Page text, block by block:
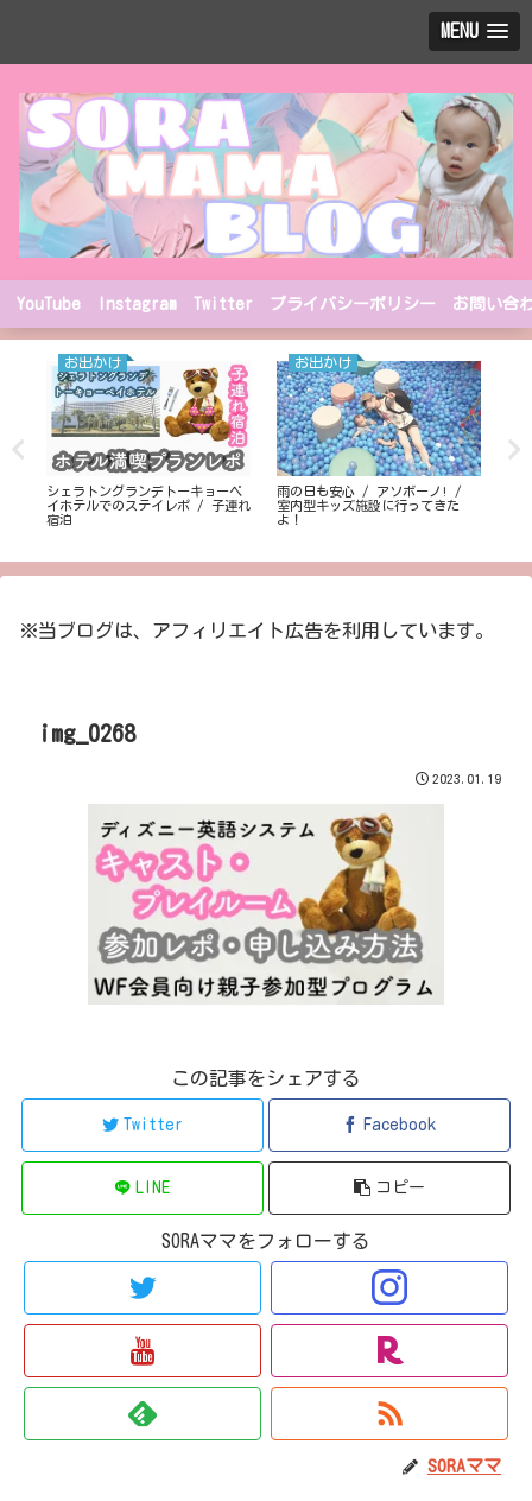
MENU
YouTube Instagram Twitter プライバシーポリシー お問い合
お出かけ
シェラトングランデトーキョーベ
イホテルでのステイレポ / 子連れ
宿泊
お出かけ
雨の日も安心 / アソボーノ! /
室内型キッズ施設に行ってきた
よ！
※当ブログは、アフィリエイト広告を利用しています。
img_0268
2023.01.19
この記事をシェアする
Twitter Facebook
LINE コピー
SORAママをフォローする
SORAママ